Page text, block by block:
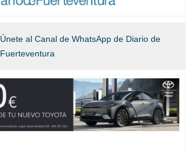
Únete al Canal de WhatsApp de Diario de
Fuerteventura